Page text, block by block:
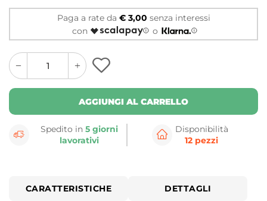
Paga a rate da € 3,00 senza interessi
con
o
quantity
button
quantity
minus
button
AGGIUNGI AL CARRELLO
Spedito in5 giorni
lavorativi
Disponibilità
12 pezzi
CARATTERISTICHE DETTAGLI